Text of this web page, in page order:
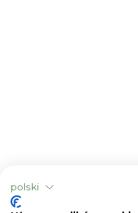
polski